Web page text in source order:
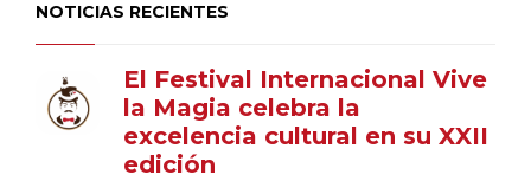
NOTICIAS RECIENTES
El Festival Internacional Vive
la Magia celebra la
excelencia cultural en su XXII
edición